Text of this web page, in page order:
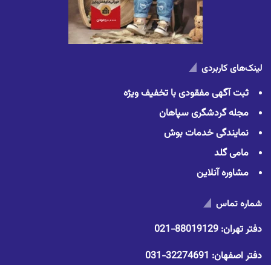
لینک‌های کاربردی
ثبت آگهی مفقودی با تخفیف ویژه
مجله گردشگری سپاهان
نمایندگی خدمات بوش
مامی گلد
مشاوره آنلاین
شماره تماس
دفتر تهران: 88019129-021
دفتر اصفهان: 32274691-031